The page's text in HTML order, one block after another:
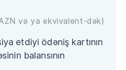
və ya ekvivalent-dək)
etdiyi ödəniş kartının
balansının